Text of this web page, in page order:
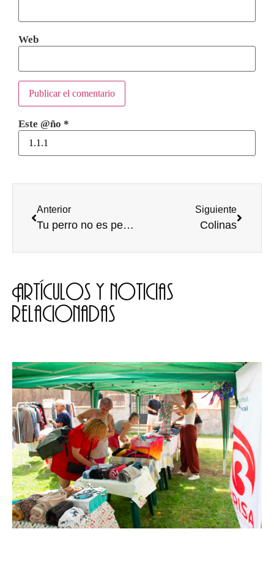
Web
Este @ño *
Anterior
Tu perro no es perfecto
Siguiente
Colinas
Artículos y noticias
relacionadas